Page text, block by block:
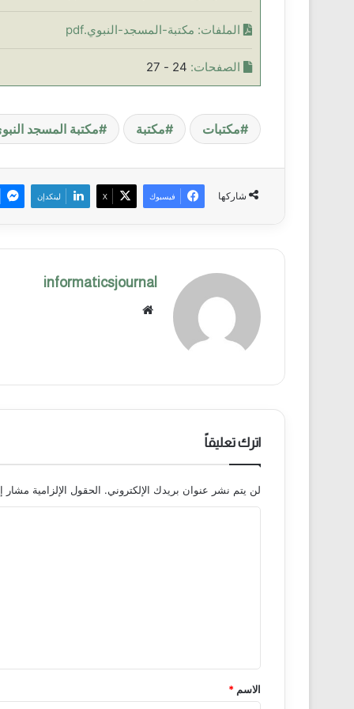
الملفات: مكتبة-المسجد-النبوي.pdf
الصفحات: 24 - 27
مكتبات مكتبة مكتبة المسجد
شاركها فيسبوك X لينكدإن
informaticsjournal
اترك تعليقاً
لن يتم نشر عنوان بريدك الإلكتروني. الحقول الإلزامية مشار
*
الاسم *